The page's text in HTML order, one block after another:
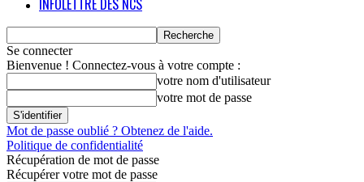
INFOLETTRE DES NCS
Se connecter
Bienvenue ! Connectez-vous à votre compte :
votre nom d'utilisateur
votre mot de passe
Mot de passe oublié ? Obtenez de l'aide.
Politique de confidentialité
Récupération de mot de passe
Récupérer votre mot de passe